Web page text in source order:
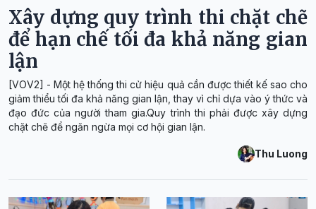
Xây dựng quy trình thi chặt chẽ
để hạn chế tối đa khả năng gian
lận
[VOV2] - Một hệ thống thi cử hiệu quả cần được thiết kế sao cho
giảm thiểu tối đa khả năng gian lận, thay vì chỉ dựa vào ý thức và
đạo đức của người tham gia.Quy trình thi phải được xây dựng
chặt chẽ để ngăn ngừa mọi cơ hội gian lận.
Thu Luong